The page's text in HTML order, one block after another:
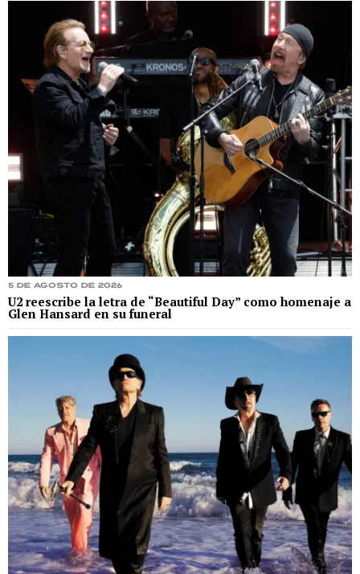
5 de agosto de 2026
U2 reescribe la letra de “Beautiful Day” como homenaje a
Glen Hansard en su funeral